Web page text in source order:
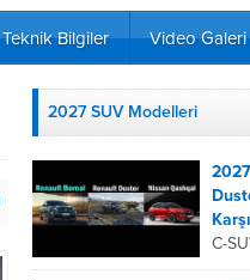
Teknik Bilgiler Video Galeri
2027 SUV Modelleri
C-